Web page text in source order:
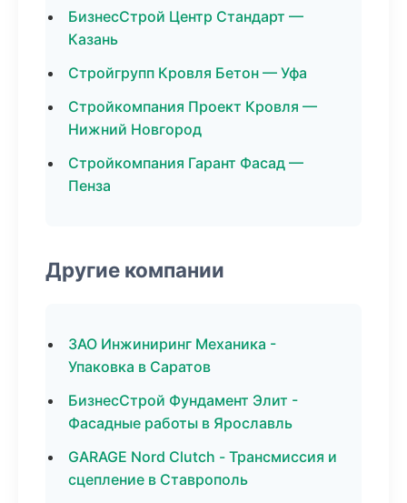
БизнесСтрой Центр Стандарт —
Казань
Стройгрупп Кровля Бетон — Уфа
Стройкомпания Проект Кровля —
Нижний Новгород
Стройкомпания Гарант Фасад —
Пенза
Другие компании
ЗАО Инжиниринг Механика -
Упаковка в Саратов
БизнесСтрой Фундамент Элит -
Фасадные работы в Ярославль
GARAGE Nord Clutch - Трансмиссия и
сцепление в Ставрополь